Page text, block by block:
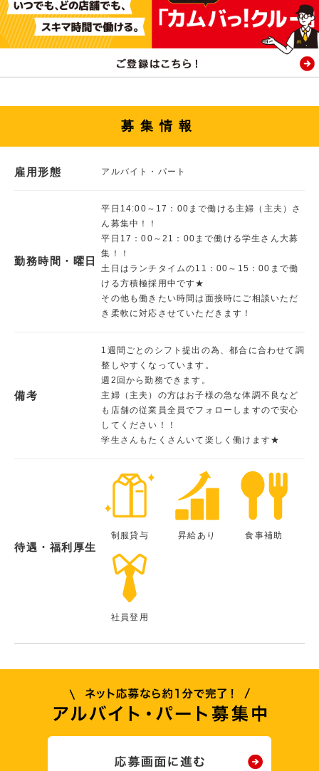
募集情報
雇用形態 アルバイト・パート
勤務時間・曜日
平日14:00～17：00まで働ける主婦（主夫）さ
ん募集中！！
平日17：00～21：00まで働ける学生さん大募
集！！
土日はランチタイムの11：00～15：00まで働
ける方積極採用中です★
その他も働きたい時間は面接時にご相談いただ
き柔軟に対応させていただきます！
備考
1週間ごとのシフト提出の為、都合に合わせて調
整しやすくなっています。
週2回から勤務できます。
主婦（主夫）の方はお子様の急な体調不良など
も店舗の従業員全員でフォローしますので安心
してください！！
学生さんもたくさんいて楽しく働けます★
待遇・福利厚生
制服貸与 昇給あり 食事補助
社員登用